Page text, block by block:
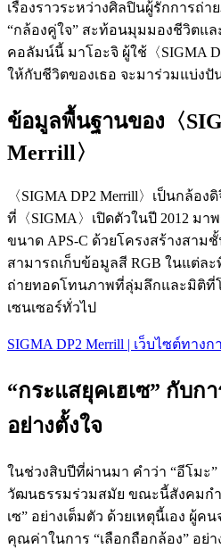
เรื่องราวระหว่างศิลปินผู้รักการถ่
“กล้องคู่ใจ” สะท้อนมุมมองชีวิตแ
คอลัมน์นี้ มาโอะจิ ผู้ใช้〈SIGMA
ให้กับชีวิตของเธอ จะมาร่วมแบ่ง
ข้อมูลพื้นฐานของ〈
Merrill〉
〈SIGMA DP2 Merrill〉เป็นกล้
ที่〈SIGMA〉เปิดตัวในปี 2012 มา
ขนาด APS-C ด้วยโครงสร้างสาม
สามารถเก็บข้อมูลสี RGB ในแต่ล
ถ่ายทอดโทนภาพที่ลุ่มลึกและมิติที่
เซนเซอร์ทั่วไป
SIGMA DP2 Merrill | เว็บไซต์ทางก
“กระแสยุคเฮเซ” กับก
อย่างตั้งใจ
ในช่วงสิบปีที่ผ่านมา คำว่า “อีโมะ
วัฒนธรรมร่วมสมัย ขณะนี้สังคมกำ
เซ” อย่างเต็มตัว ด้วยเหตุนี้เอง ผู้ค
คุณค่าในการ “เลือกถือกล้อง” อย่า